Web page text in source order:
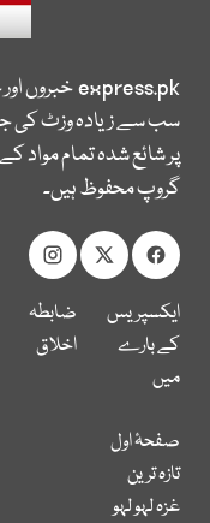
express.pkخبروں
سب سے زیادہ وزٹ کی
پر شائع شدہ تمام
گروپ محفوظ ہیں۔
ایکسپریس
کے بارے
میں
ضابطہ
اخلاق
صفحۂ اول
تازہ ترین
غزہ لہو لہو